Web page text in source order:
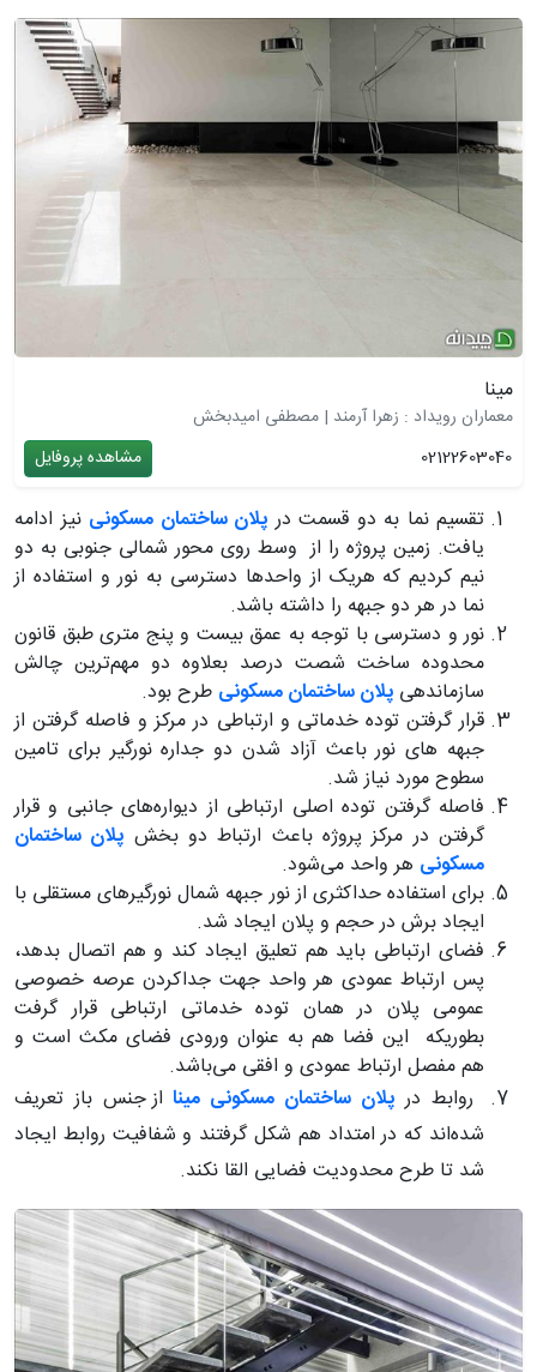
مینا
معماران رویداد : زهرا آرمند | مصطفی امیدبخش
02122603040
مشاهده پروفایل
تقسیم نما به دو قسمت در پلان ساختمان مسکونی نیز ادامه
یافت. زمین پروژه را از وسط روی محور شمالی جنوبی به دو
نیم کردیم که هریک از واحدها دسترسی به نور و استفاده از
نما در هر دو جبهه را داشته باشد.
نور و دسترسی با توجه به عمق بیست و پنج متری طبق قانون
محدوده ساخت شصت درصد بعلاوه دو مهم‌ترین چالش
سازماندهی پلان ساختمان مسکونی طرح بود.
قرار گرفتن توده خدماتی و ارتباطی در مرکز و فاصله گرفتن از
جبهه های نور باعث آزاد شدن دو جداره نورگیر برای تامین
سطوح مورد نیاز شد.
فاصله گرفتن توده اصلی ارتباطی از دیواره‌های جانبی و قرار
گرفتن در مرکز پروژه باعث ارتباط دو بخش پلان ساختمان
مسکونی هر واحد می‌شود.
برای استفاده حداکثری از نور جبهه شمال نورگیرهای مستقلی با
ایجاد برش در حجم و پلان ایجاد شد.
فضای ارتباطی باید هم تعلیق ایجاد کند و هم اتصال بدهد،
پس ارتباط عمودی هر واحد جهت جداکردن عرصه خصوصی
عمومی پلان در همان توده خدماتی ارتباطی قرار گرفت
بطوریکه این فضا هم به عنوان ورودی فضای مکث است و
هم مفصل ارتباط عمودی و افقی می‌باشد.
روابط در پلان ساختمان مسکونی مینا از جنس باز تعریف
شده‌اند که در امتداد هم شکل گرفتند و شفافیت روابط ایجاد
شد تا طرح محدودیت فضایی القا نکند.